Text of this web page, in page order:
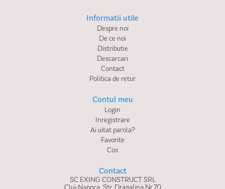
Informatii utile
Despre noi
De ce noi
Distributie
Descarcari
Contact
Politica de retur
Contul meu
Login
Inregistrare
Ai uitat parola?
Favorite
Cos
Contact
SC EXING CONSTRUCT SRL